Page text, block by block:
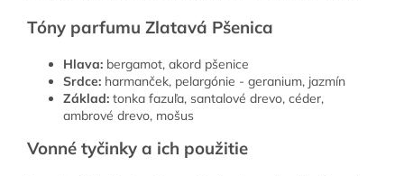
Tóny parfumu Zlatavá Pšenica
Hlava: bergamot, akord pšenice
Srdce: harmanček, pelargónie - geranium, jazmín
Základ: tonka fazuľa, santalové drevo, céder,
ambrové drevo, mošus
Vonné tyčinky a ich použitie